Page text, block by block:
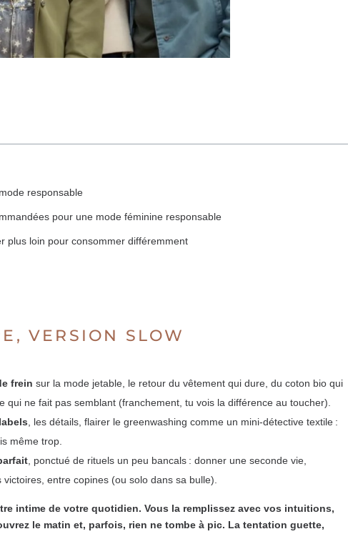
responsable
pour une mode féminine responsable
plus loin pour consommer différemment
VERSION SLOW
frein sur la mode jetable, le retour du vêtement qui dure, du coton bio qui
qui ne fait pas semblant (franchement, tu vois la différence au toucher).
, les détails, flairer le greenwashing comme un mini-détective textile :
même trop.
, ponctué de rituels un peu bancals : donner une seconde vie,
entre copines (ou solo dans sa bulle).
intime de votre quotidien. Vous la remplissez avec vos intuitions,
le matin et, parfois, rien ne tombe à pic. La tentation guette,